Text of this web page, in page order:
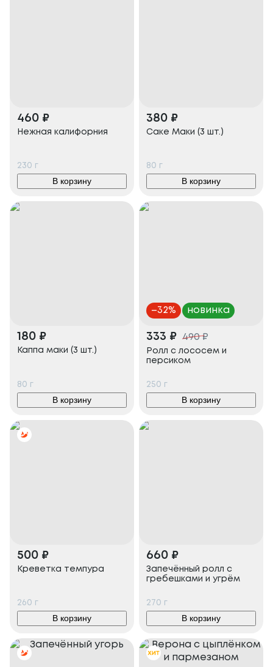
460 ₽
Нежная калифорния
230 г
В корзину
380 ₽
Саке Маки (3 шт.)
80 г
В корзину
180 ₽
Каппа маки (3 шт.)
80 г
В корзину
–32% новинка
333 ₽ 490₽
Ролл с лососем и
персиком
250 г
В корзину
500 ₽
Креветка темпура
260 г
В корзину
660 ₽
Запечённый ролл с
гребешками и угрём
270 г
В корзину